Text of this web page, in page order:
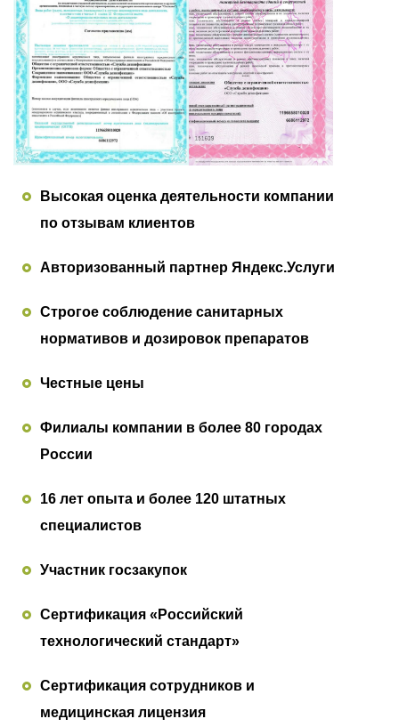
Высокая оценка деятельности компании
по отзывам клиентов
Авторизованный партнер Яндекс.Услуги
Строгое соблюдение санитарных
нормативов и дозировок препаратов
Честные цены
Филиалы компании в более 80 городах
России
16 лет опыта и более 120 штатных
специалистов
Участник госзакупок
Сертификация «Российский
технологический стандарт»
Сертификация сотрудников и
медицинская лицензия